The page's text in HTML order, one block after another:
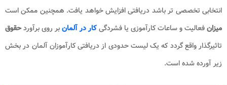
انتخابی تخصصی تر باشد دریافتی افزایش خواهد یافت. همچنین ممکن است
میزانفعالیت و ساعات کارآموزی یا فشردگیکار در آلمانبر روی برآوردحقوق
تاثیرگذار واقع گردد که یک لیست حدودی از دریافتی کارآموزان آلمان در بخش
زیر آورده شده است.